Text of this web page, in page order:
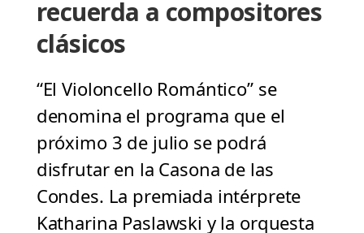
recuerda a compositores
clásicos
“El Violoncello Romántico” se
denomina el programa que el
próximo 3 de julio se podrá
disfrutar en la Casona de las
Condes. La premiada intérprete
Katharina Paslawski y la orquesta